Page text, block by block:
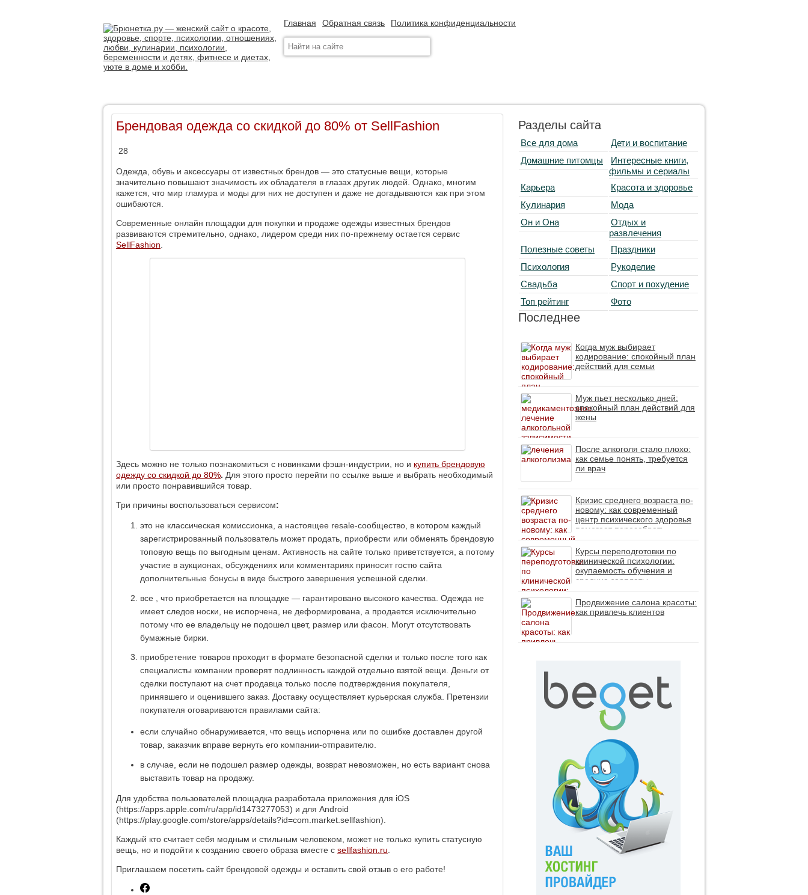
Главная Обратная связь Политика конфиденциальности
Брендовая одежда со скидкой до 80% от SellFashion
28
Одежда, обувь и аксессуары от известных брендов — это статусные вещи, которые
значительно повышают значимость их обладателя в глазах других людей. Однако, многим
кажется, что мир гламура и моды для них не доступен и даже не догадываются как при этом
ошибаются.
Современные онлайн площадки для покупки и продаже одежды известных брендов
развиваются стремительно, однако, лидером среди них по-прежнему остается сервис
SellFashion
Здесь можно не только познакомиться с новинками фэшн-индустрии, но и купить брендовую
одежду со скидкой до 80%. Для этого просто перейти по ссылке выше и выбрать необходимый
или просто понравившийся товар.
Три причины воспользоваться сервисом:
это не классическая комиссионка, а настоящее resale-сообщество, в котором каждый
зарегистрированный пользователь может продать, приобрести или обменять брендовую
топовую вещь по выгодным ценам. Активность на сайте только приветствуется, а потому
участие в аукционах, обсуждениях или комментариях приносит гостю сайта
дополнительные бонусы в виде быстрого завершения успешной сделки.
все , что приобретается на площадке — гарантировано высокого качества. Одежда не
имеет следов носки, не испорчена, не деформирована, а продается исключительно
потому что ее владельцу не подошел цвет, размер или фасон. Могут отсутствовать
бумажные бирки.
приобретение товаров проходит в формате безопасной сделки и только после того как
специалисты компании проверят подлинность каждой отдельно взятой вещи. Деньги от
сделки поступают на счет продавца только после подтверждения покупателя,
принявшего и оценившего заказ. Доставку осуществляет курьерская служба. Претензии
покупателя оговариваются правилами сайта:
если случайно обнаруживается, что вещь испорчена или по ошибке доставлен другой
товар, заказчик вправе вернуть его компании-отправителю.
в случае, если не подошел размер одежды, возврат невозможен, но есть вариант снова
выставить товар на продажу.
Для удобства пользователей площадка разработала приложения для iOS
(https://apps.apple.com/ru/app/id1473277053) и для Android
(https://play.google.com/store/apps/details?id=com.market.sellfashion).
Каждый кто считает себя модным и стильным человеком, может не только купить статусную
вещь, но и подойти к созданию своего образа вместе с sellfashion.ru
Приглашаем посетить сайт брендовой одежды и оставить свой отзыв о его работе!
Разделы сайта
Все для дома
Дети и воспитание
Домашние питомцы
Интересные книги,
фильмы и сериалы
Карьера
Красота и здоровье
Кулинария
Мода
Он и Она
Отдых и
развлечения
Полезные советы
Праздники
Психология
Рукоделие
Свадьба
Спорт и похудение
Топ рейтинг
Фото
Последнее
Когда муж выбирает
кодирование: спокойный план
действий для семьи
Муж пьет несколько дней:
спокойный план действий для
жены
После алкоголя стало плохо:
как семье понять, требуется
ли врач
Кризис среднего возраста по-
новому: как современный
центр психического здоровья
помогает пересобрать
личность без таблеток (методы
ДПДГ и КПТ)
Курсы переподготовки по
клинической психологии:
окупаемость обучения и
средние зарплаты
специалистов в 2026 году
Продвижение салона красоты:
как привлечь клиентов